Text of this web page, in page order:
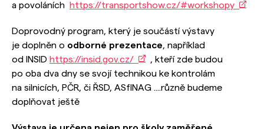
a povoláních
https://transportshow.cz/#workshopy
Doprovodný program, který je součástí výstavy
je doplněn o odborné prezentace, například
od INSID https://insid.gov.cz/
, kteří zde budou
po oba dva dny se svojí technikou ke kontrolám
na silnicích, PČR, či ŘSD, ASfINAG ....různě budeme
doplňovat ještě